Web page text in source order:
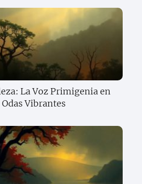
La Voz Primigenia en
Odas Vibrantes